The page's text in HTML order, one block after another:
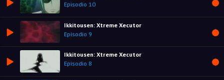
Episodio 10
Ikkitousen: Xtreme Xecutor
Episodio 9
Ikkitousen: Xtreme Xecutor
Episodio 8